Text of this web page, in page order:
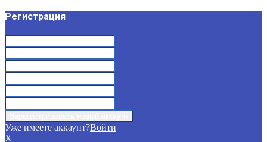
Регистрация
Уже имеете аккаунт?Войти
X